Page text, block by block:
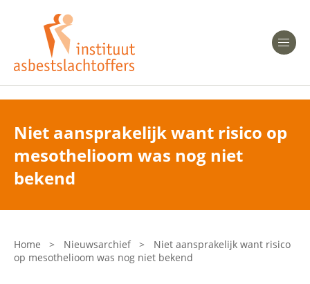
Heeft u Mesothelioom?
Heeft u Asbestose?
Bent u arts?
Bent u werkgever of verzekeraar?
Asbest en Gezondheid
Laatste nieuws
Onze organisatie
Niet aansprakelijk want risico op
mesothelioom was nog niet
bekend
Home > Nieuwsarchief >
Niet aansprakelijk want risico
op mesothelioom was nog niet bekend